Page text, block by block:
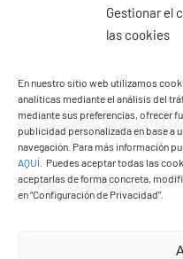
Gestionar el
las cookies
En nuestro sitio web utilizamos
analíticas mediante el análisis del
mediante sus preferencias, ofrecer
publicidad personalizada en base a
navegación. Para más información
AQUÍ
Puedes aceptar todas las
aceptarlas de forma concreta,
en “Configuración de Privacidad”.
Ayuntamiento de Yaiza
Pza. de Los Remedios, 1
35570 – Yaiza
Tel:928 83 62 20